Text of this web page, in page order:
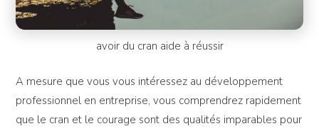
avoir du cran aide à réussir
A mesure que vous vous intéressez au développement
professionnel en entreprise, vous comprendrez rapidement
que le cran et le courage sont des qualités imparables pour